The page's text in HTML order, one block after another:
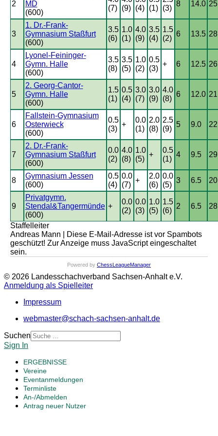
2
MD
(600)
(7)
(9)
(4)
(1)
(3)
8 14.0
3
1. Dr.-Frank-
Gymnasium Staßfurt
(600)
3.5
(6)
1.0
(1)
4.0
(9)
3.5
(4)
1.5
(2)
6 13.5
4
Lyonel-Feininger-
Gymn. Halle
(600)
3.5
(8)
3.5
(5)
1.0
(2)
0.5
(3)
+ 6 12.5
5
2. Georg-Cantor-
Gymn. Halle
(600)
1.5
(1)
0.5
(4)
3.0
(7)
3.0
(9)
4.0
(8)
6 12.0
6
Fallstein-Gymnasium
Osterwieck
(600)
0.5
(3)
+
0.0
(1)
2.0
(8)
2.5
(9)
5 9.0
7
2. Dr.-Frank-
Gymnasium Staßfurt
(600)
0.0
(2)
4.0
(8)
1.0
(5)
+
0.5
(1)
4 9.5
8
Gymnasium Jessen
(600)
0.5
(4)
0.0
(7)
+
2.0
(6)
0.0
(5)
3 6.5
9
Privatgymn.
Stendal&Tangermünde
(600)
+
0.0
(2)
0.0
(3)
1.0
(5)
1.5
(6)
2 6.5
Staffelleiter
Andreas Mann |
Diese E-Mail-Adresse ist vor Spambots
geschützt! Zur Anzeige muss JavaScript eingeschaltet
sein.
Powered by ChessLeagueManager
© 2026 Landesschachverband Sachsen-Anhalt e.V.
Anmeldung als Spielleiter
Impressum
webmaster@schach-sachsen-anhalt.de
Suchen
Sign In
ERGEBNISSE
Vereine
Eventanmeldungen
Terminliste
An-/Abmelden
Antrag neuer Nutzer